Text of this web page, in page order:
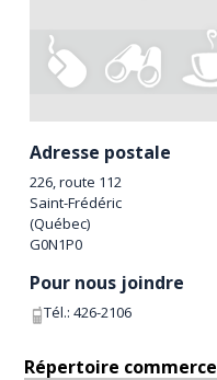
Adresse postale
226, route 112
Saint-Frédéric
(Québec)
G0N1P0
Pour nous joindre
Tél.:426-2106
Répertoire commerce